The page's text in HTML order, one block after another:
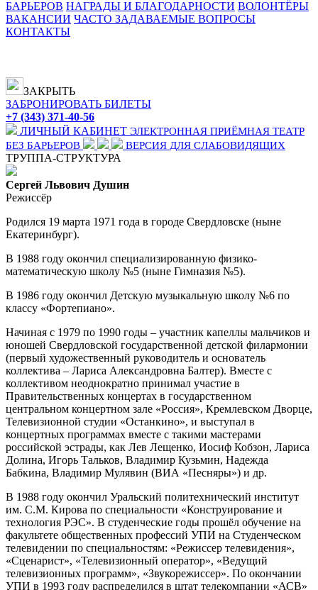
БАРЬЕРОВ НАГРАДЫ И БЛАГОДАРНОСТИ ВОЛОНТЁРЫ
ВАКАНСИИ ЧАСТО ЗАДАВАЕМЫЕ ВОПРОСЫ
КОНТАКТЫ
ЗАКРЫТЬ
ЗАБРОНИРОВАТЬ БИЛЕТЫ
+7 (343) 371-40-56
ЛИЧНЫЙ КАБИНЕТ ЭЛЕКТРОННАЯ ПРИЁМНАЯ ТЕАТР
БЕЗ БАРЬЕРОВ
ВЕРСИЯ ДЛЯ СЛАБОВИДЯЩИХ
ТРУППА-СТРУКТУРА
Сергей Львович Душин
Режиссёр
Родился 19 марта 1971 года в городе Свердловске (ныне
Екатеринбург).
В 1988 году окончил специализированную физико-
математическую школу №5 (ныне Гимназия №5).
В 1986 году окончил Детскую музыкальную школу №6 по
классу «Фортепиано».
Начиная с 1979 по 1990 годы – участник капеллы мальчиков и
юношей Свердловской государственной детской филармонии
(первый художественный руководитель и основатель
коллектива – Лариса Александровна Балтер). Вместе с
коллективом неоднократно принимал участие в
Правительственных концертах в государственном
центральном концертном зале «Россия», Кремлевском Дворце,
Телевизионной студии «Останкино», и выступал в
концертных программах вместе с такими мастерами
российской эстрады, как Лев Лещенко, Иосиф Кобзон, Лариса
Долина, Игорь Тальков, Владимир Кузьмин, Надежда
Бабкина, Владимир Мулявин (ВИА «Песняры») и др.
В 1988 году окончил Уральский политехнический институт
им. С.М. Кирова по специальности «Конструирование и
технология РЭС». В студенческие годы прошёл обучение на
факультете общественных профессий УПИ на Студенческом
телевидении по специальностям: «Режиссер телевидения»,
«Сценарист», «Телевизионный оператор», «Ведущий
телевизионных программ», «Звукорежиссер». По окончании
УПИ в 1993 году распределился в штат телекомпании «АСВ»